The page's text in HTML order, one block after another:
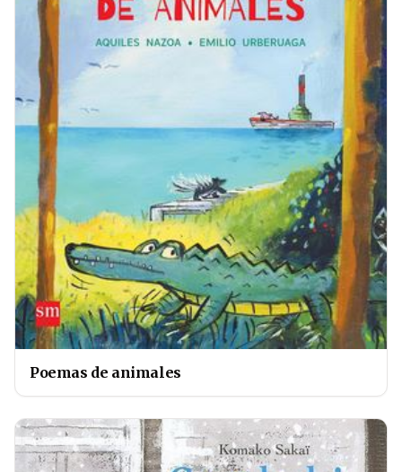
Poemas de animales